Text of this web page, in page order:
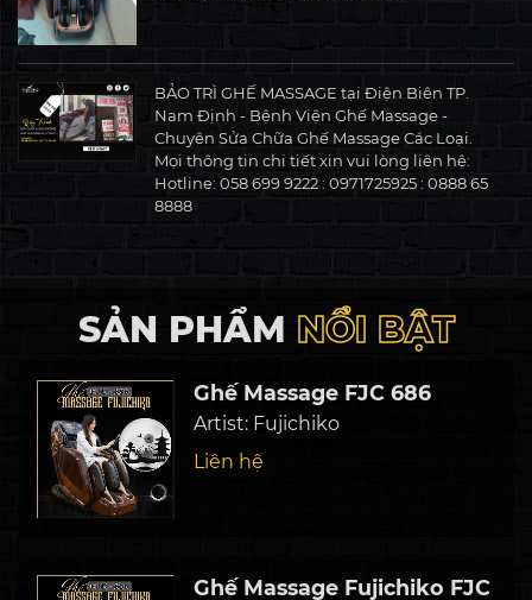
BẢO TRÌ GHẾ MASSAGE tại Điện Biên TP.
Nam Định - Bệnh Viện Ghế Massage -
Chuyên Sửa Chữa Ghế Massage Các Loại.
Mọi thông tin chi tiết xin vui lòng liên hệ:
Hotline: 058 699 9222 : 0971725925 : 0888 65
8888
Sửa Chữa Ghế Massage Các Loại. Mọi thông
tin chi tiết xin vui lòng liên hệ: Hotline: 058
699 9222 : 0971725925 : 0888 65 8888
BẢO TRÌ GHẾ MASSAGE FJC - 479 nhà ông
Hoan TẠI NINH BÌNH - Bệnh Viện Ghế
Massage - Chuyên Sửa Chữa Ghế Massage
Các Loại. Mọi thông tin chi tiết xin vui lòng
liên hệ: Hotline: 058 699 9222 : 0971725925 :
BẢO TRÌ GHẾ MASSAGE FJC - 248 TẠI NINH
SẢN PHẨM NỔI BẬT
Ghế Massage FJC 686
Artist: Fujichiko
Liên hệ
Ghế Massage Fujichiko FJC